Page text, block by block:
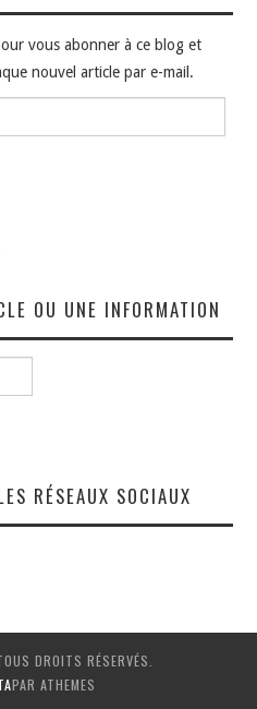
vous abonner à ce blog et
nouvel article par e-mail.
OU UNE INFORMATION
RÉSEAUX SOCIAUX
DROITS RÉSERVÉS.
PAR ATHEMES